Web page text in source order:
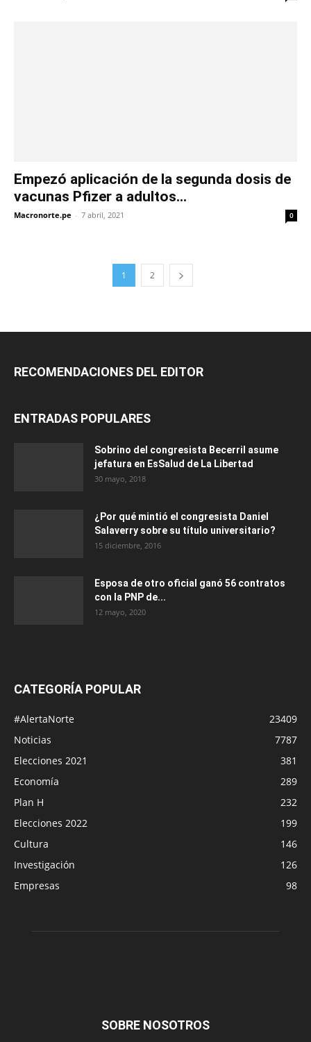
Empezó aplicación de la segunda dosis de
vacunas Pfizer a adultos...
Macronorte.pe - 7 abril, 2021 0
1 2
RECOMENDACIONES DEL EDITOR
ENTRADAS POPULARES
Sobrino del congresista Becerril asume
jefatura en EsSalud de La Libertad
30 mayo, 2018
¿Por qué mintió el congresista Daniel
Salaverry sobre su título universitario?
15 diciembre, 2016
Esposa de otro oficial ganó 56 contratos
con la PNP de...
12 mayo, 2020
CATEGORÍA POPULAR
#AlertaNorte
23409
Noticias
7787
Elecciones 2021
381
Economía
289
Plan H
232
Elecciones 2022
199
Cultura
146
Investigación
126
Empresas
98
SOBRE NOSOTROS